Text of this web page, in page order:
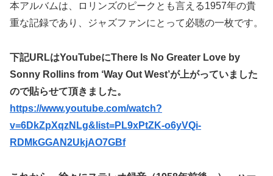
本アルバムは、ロリンズのピークとも言える1957年の貴
重な記録であり、ジャズファンにとって必聴の一枚です。
下記URLはYouTubeにThere Is No Greater Love by
Sonny Rollins from ‘Way Out West’が上がっていました
ので貼らせて頂きました。
https://www.youtube.com/watch?
v=6DkZpXqzNLg&list=PL9xPtZK-o6yVQi-
RDMkGGAN2UkjAO7GBf